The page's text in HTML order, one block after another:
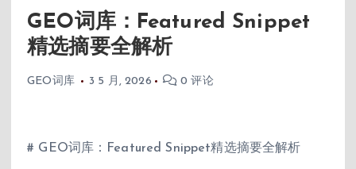
GEO词库：Featured Snippet
精选摘要全解析
GEO词库 3 5 月, 2026 0 评论
# GEO词库：Featured Snippet精选摘要全解析